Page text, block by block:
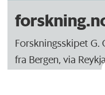
Forskningsskipet G.
fra Bergen, via